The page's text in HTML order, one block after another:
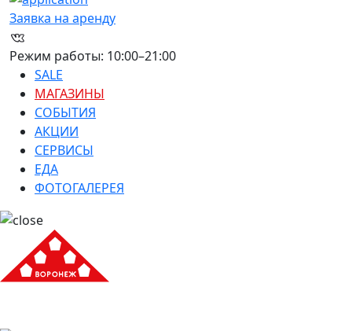
Заявка на аренду
Режим работы: 10:00–21:00
SALE
МАГАЗИНЫ
СОБЫТИЯ
АКЦИИ
СЕРВИСЫ
ЕДА
ФОТОГАЛЕРЕЯ
Перетащите или нажмите для добавления
файлов